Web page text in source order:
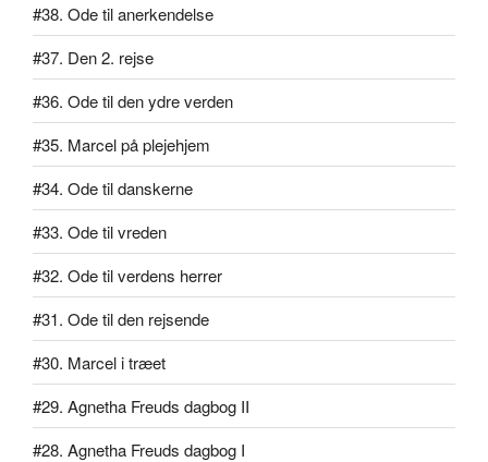
#38. Ode til anerkendelse
#37. Den 2. rejse
#36. Ode til den ydre verden
#35. Marcel på plejehjem
#34. Ode til danskerne
#33. Ode til vreden
#32. Ode til verdens herrer
#31. Ode til den rejsende
#30. Marcel i træet
#29. Agnetha Freuds dagbog II
#28. Agnetha Freuds dagbog I